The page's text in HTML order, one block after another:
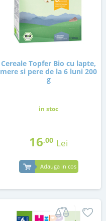
Cereale Topfer Bio cu lapte,
mere si pere de la 6 luni 200
g
in stoc
16,00 Lei
Adauga in cos